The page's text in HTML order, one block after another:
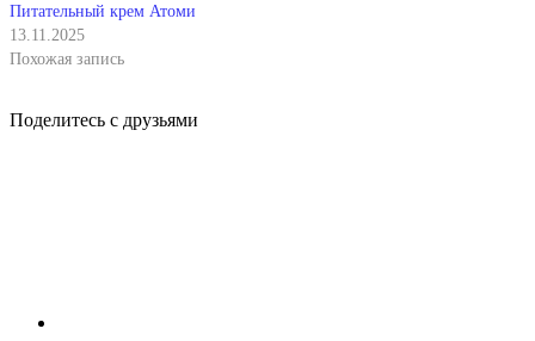
Питательный крем Атоми
13.11.2025
Похожая запись
Поделитесь с друзьями